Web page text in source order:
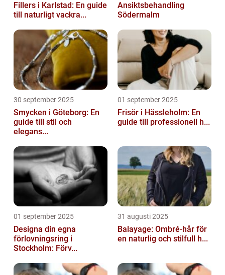
Fillers i Karlstad: En guide
till naturligt vackra...
Ansiktsbehandling
Södermalm
30 september 2025
Smycken i Göteborg: En
guide till stil och
elegans...
01 september 2025
Frisör i Hässleholm: En
guide till professionell h...
01 september 2025
Designa din egna
förlovningsring i
Stockholm: Förv...
31 augusti 2025
Balayage: Ombré-hår för
en naturlig och stilfull h...